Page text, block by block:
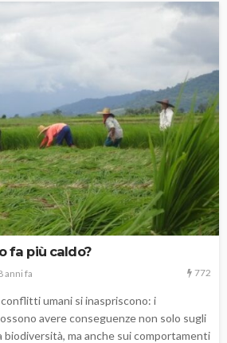
fa più caldo?
anni fa 772
umani si inaspriscono: i
avere conseguenze non solo sugli
biodiversità, ma anche sui comportamenti